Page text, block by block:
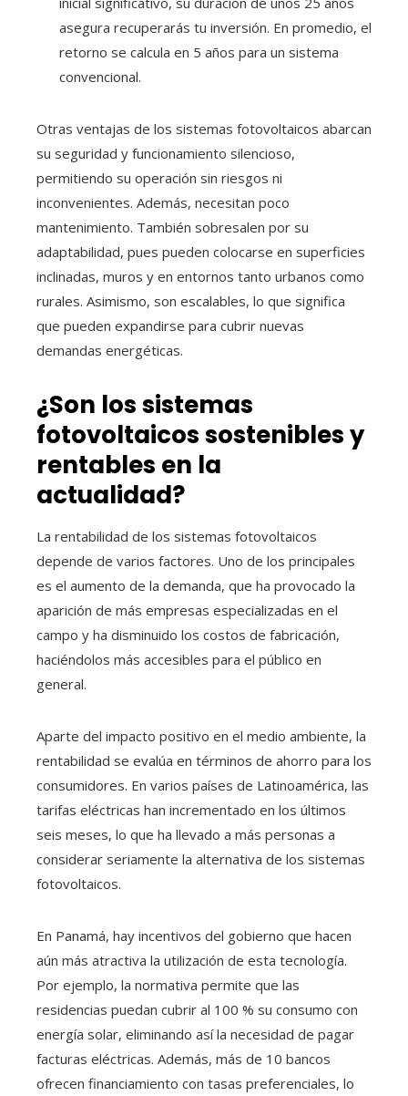
asegura recuperarás tu inversión. En promedio, el
retorno se calcula en 5 años para un sistema
convencional.
Otras ventajas de los sistemas fotovoltaicos abarcan
su seguridad y funcionamiento silencioso,
permitiendo su operación sin riesgos ni
inconvenientes. Además, necesitan poco
mantenimiento. También sobresalen por su
adaptabilidad, pues pueden colocarse en superficies
inclinadas, muros y en entornos tanto urbanos como
rurales. Asimismo, son escalables, lo que significa
que pueden expandirse para cubrir nuevas
demandas energéticas.
¿Son los sistemas
fotovoltaicos sostenibles y
rentables en la
actualidad?
La rentabilidad de los sistemas fotovoltaicos
depende de varios factores. Uno de los principales
es el aumento de la demanda, que ha provocado la
aparición de más empresas especializadas en el
campo y ha disminuido los costos de fabricación,
haciéndolos más accesibles para el público en
general.
Aparte del impacto positivo en el medio ambiente, la
rentabilidad se evalúa en términos de ahorro para los
consumidores. En varios países de Latinoamérica, las
tarifas eléctricas han incrementado en los últimos
seis meses, lo que ha llevado a más personas a
considerar seriamente la alternativa de los sistemas
fotovoltaicos.
En Panamá, hay incentivos del gobierno que hacen
aún más atractiva la utilización de esta tecnología.
Por ejemplo, la normativa permite que las
residencias puedan cubrir al 100 % su consumo con
energía solar, eliminando así la necesidad de pagar
facturas eléctricas. Además, más de 10 bancos
ofrecen financiamiento con tasas preferenciales, lo